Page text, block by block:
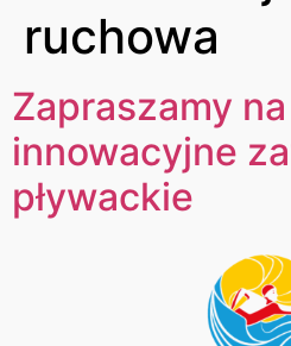
ruchowa
Zapraszamy na
innowacyjne
pływackie